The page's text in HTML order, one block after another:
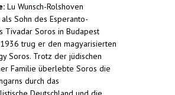
Lu Wunsch-Rolshoven
Sohn des Esperanto-
Tivadar Soros in Budapest
trug er den magyarisierten
Soros. Trotz der jüdischen
Familie überlebte Soros die
durch das